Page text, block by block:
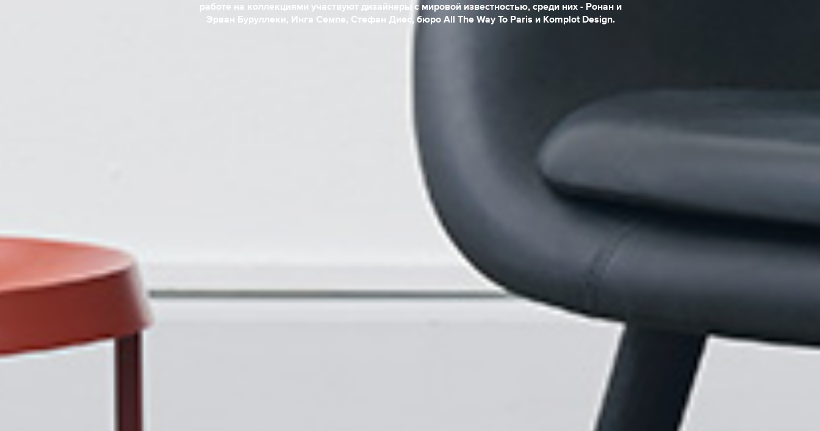
работе на коллекциями участвуют дизайнеры с мировой известностью, среди них - Ронан и
Эрван Буруллеки, Инга Семпе, Стефан Диес, бюро All The Way To Paris и Komplot Design.